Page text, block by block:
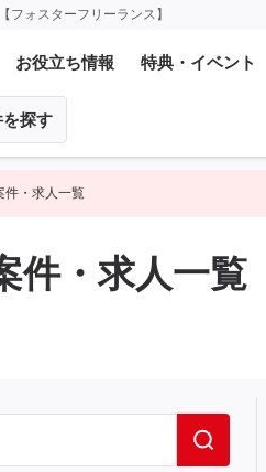
フォスターフリーランス】
お役立ち情報 特典・イベント
探す
件・求人一覧
件・求人一覧